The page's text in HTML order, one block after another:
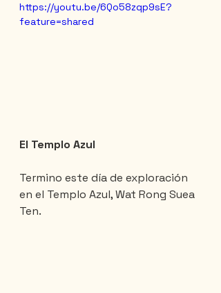
https://youtu.be/6Qo58zqp9sE?
feature=shared
El Templo Azul
Termino este día de exploración
en el Templo Azul, Wat Rong Suea
Ten.